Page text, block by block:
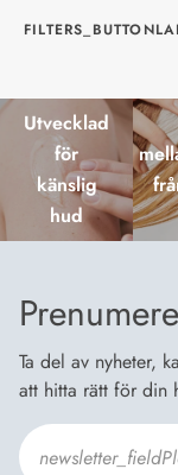
Utvecklad
för
känslig
hud
Ta del av nyheter,
att hitta rätt för din